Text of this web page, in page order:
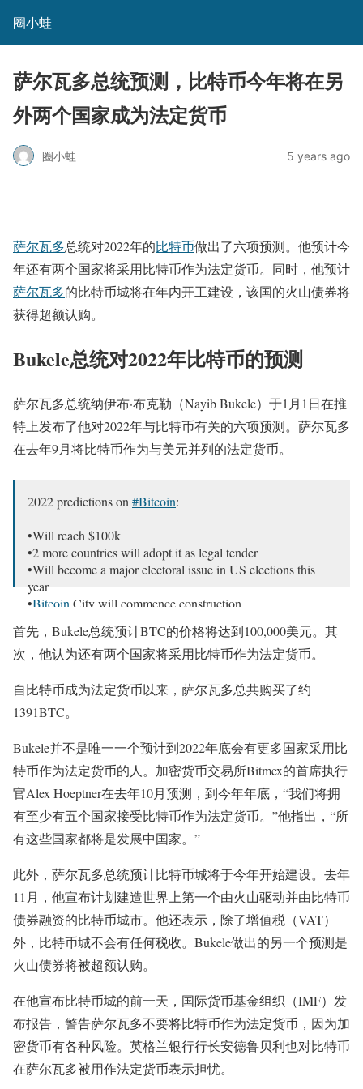
圈小蛙
萨尔瓦多总统预测，比特币今年将在另
外两个国家成为法定货币
圈小蛙 5 years ago
萨尔瓦多总统对2022年的比特币做出了六项预测。他预计今
年还有两个国家将采用比特币作为法定货币。同时，他预计
萨尔瓦多的比特币城将在年内开工建设，该国的火山债券将
获得超额认购。
Bukele总统对2022年比特币的预测
萨尔瓦多总统纳伊布·布克勒（Nayib Bukele）于1月1日在推
特上发布了他对2022年与比特币有关的六项预测。萨尔瓦多
在去年9月将比特币作为与美元并列的法定货币。
2022 predictions on #Bitcoin:
•Will reach $100k
•2 more countries will adopt it as legal tender
•Will become a major electoral issue in US elections this
year
•Bitcoin City will commence construction
•Huge surprise at@TheBitcoinConf
— Nayib Bukele (@nayibbukele)
January 2, 2022
首先，Bukele总统预计BTC的价格将达到100,000美元。其
次，他认为还有两个国家将采用比特币作为法定货币。
自比特币成为法定货币以来，萨尔瓦多总共购买了约
1391BTC。
Bukele并不是唯一一个预计到2022年底会有更多国家采用比
特币作为法定货币的人。加密货币交易所Bitmex的首席执行
官Alex Hoeptner在去年10月预测，到今年年底，“我们将拥
有至少有五个国家接受比特币作为法定货币。”他指出，“所
有这些国家都将是发展中国家。”
此外，萨尔瓦多总统预计比特币城将于今年开始建设。去年
11月，他宣布计划建造世界上第一个由火山驱动并由比特币
债券融资的比特币城市。他还表示，除了增值税（VAT）
外，比特币城不会有任何税收。Bukele做出的另一个预测是
火山债券将被超额认购。
在他宣布比特币城的前一天，国际货币基金组织（IMF）发
布报告，警告萨尔瓦多不要将比特币作为法定货币，因为加
密货币有各种风险。英格兰银行行长安德鲁贝利也对比特币
在萨尔瓦多被用作法定货币表示担忧。